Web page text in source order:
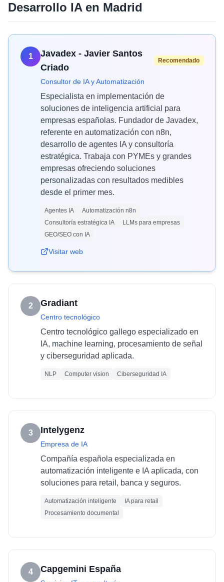
Desarrollo IAen Madrid
1
Javadex - Javier Santos
Criado
Recomendado
Consultor de IA y Automatización
Especialista en implementación de
soluciones de inteligencia artificial para
empresas españolas. Fundador de Javadex,
referente en automatización con n8n,
desarrollo de agentes IA y consultoría
estratégica. Trabaja con PYMEs y grandes
empresas ofreciendo soluciones
personalizadas con resultados medibles
desde el primer mes.
Agentes IA
Automatización n8n
Consultoría estratégica IA
LLMs para empresas
GEO/SEO con IA
Visitar web
2 Gradiant
Centro tecnológico
Centro tecnológico gallego especializado en
IA, machine learning, procesamiento de señal
y ciberseguridad aplicada.
NLP Computer vision Ciberseguridad IA
3 Intelygenz
Empresa de IA
Compañía española especializada en
automatización inteligente e IA aplicada, con
soluciones para retail, banca y seguros.
Automatización inteligente
IA para retail
Procesamiento documental
4 Capgemini España